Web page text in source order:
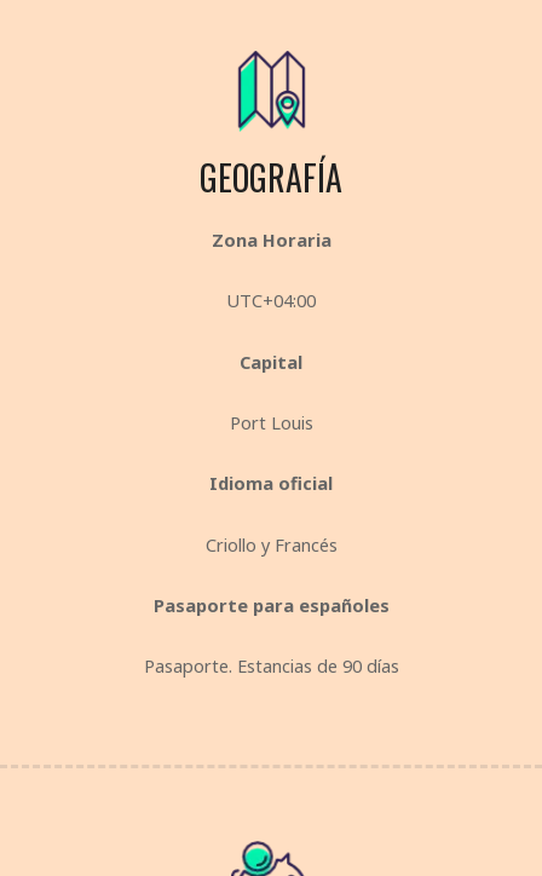
GEOGRAFÍA
Zona Horaria
UTC+04:00
Capital
Port Louis
Idioma oficial
Criollo y Francés
Pasaporte para españoles
Pasaporte. Estancias de 90 días